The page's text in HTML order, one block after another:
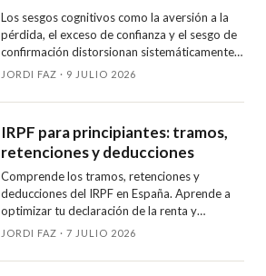
Los sesgos cognitivos como la aversión a la
pérdida, el exceso de confianza y el sesgo de
confirmación distorsionan sistemáticamente
las decisiones de inversión. Aprende a
neutralice.
JORDI FAZ · 9 JULIO 2026
IRPF para principiantes: tramos,
retenciones y deducciones
Comprende los tramos, retenciones y
deducciones del IRPF en España. Aprende a
optimizar tu declaración de la renta y
maximizar el ahorro fiscal.
JORDI FAZ · 7 JULIO 2026